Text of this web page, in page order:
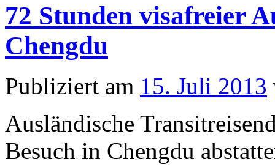
72 Stunden visafreier
Chengdu
Publiziert am 15. Juli 2013
Ausländische
Besuch in Chengdu